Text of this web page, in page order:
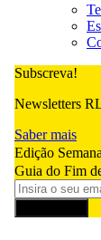
Subscreva!
Newsletters
Saber mais
Edição
Guia do Fim